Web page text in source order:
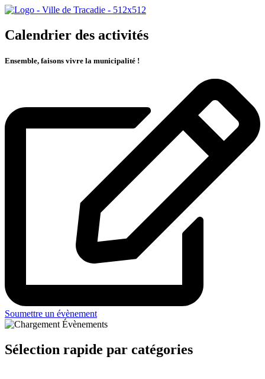
Calendrier des activités
Ensemble, faisons vivre la municipalité !
Soumettre un évènement
Sélection rapide par catégories